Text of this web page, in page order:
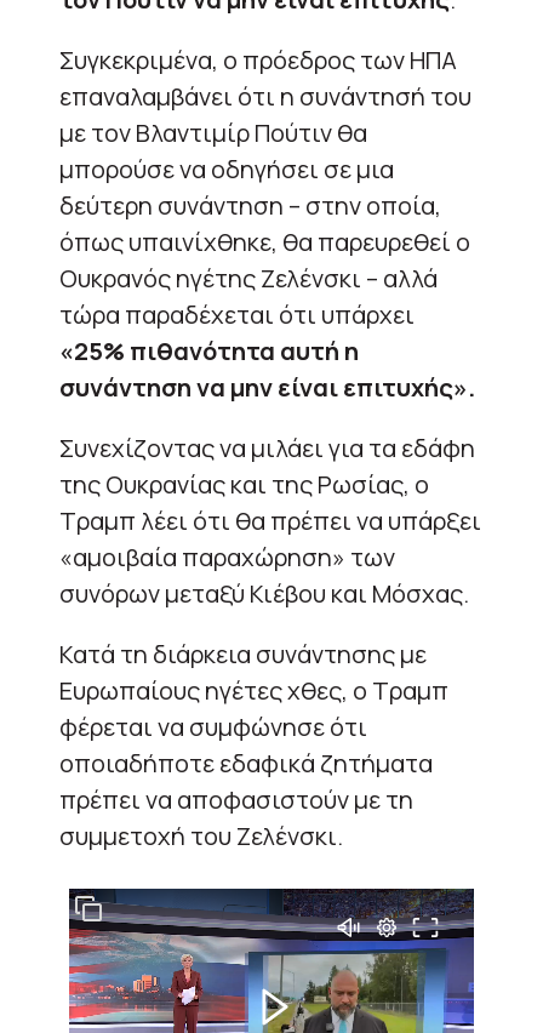
Συγκεκριμένα, ο πρόεδρος των ΗΠΑ
επαναλαμβάνει ότι η συνάντησή του
με τον Βλαντιμίρ Πούτιν θα
μπορούσε να οδηγήσει σε μια
δεύτερη συνάντηση – στην οποία,
όπως υπαινίχθηκε, θα παρευρεθεί ο
Ουκρανός ηγέτης Ζελένσκι – αλλά
τώρα παραδέχεται ότι υπάρχει
«25% πιθανότητα αυτή η
συνάντηση να μην είναι επιτυχής».
Συνεχίζοντας να μιλάει για τα εδάφη
της Ουκρανίας και της Ρωσίας, ο
Τραμπ λέει ότι θα πρέπει να υπάρξει
«αμοιβαία παραχώρηση» των
συνόρων μεταξύ Κιέβου και Μόσχας.
Κατά τη διάρκεια συνάντησης με
Ευρωπαίους ηγέτες χθες, ο Τραμπ
φέρεται να συμφώνησε ότι
οποιαδήποτε εδαφικά ζητήματα
πρέπει να αποφασιστούν με τη
συμμετοχή του Ζελένσκι.